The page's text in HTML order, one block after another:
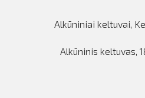
Alkūniniai keltuvai
Alkūninis keltuvas,